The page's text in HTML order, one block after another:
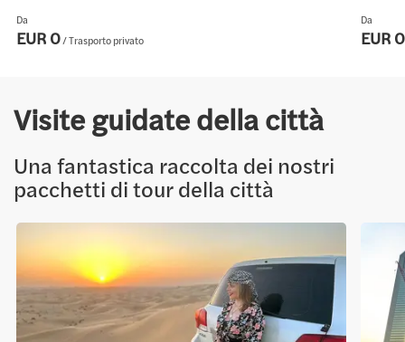
consente di vivere la maestosa mattinata con questo esclusivo
tour all'alba nel deserto di Abu Dhabi.
Da
EUR 0/ Trasporto privato
Safari
Da
EUR 0
Visite guidate della città
Una fantastica raccolta dei nostri
pacchetti di tour della città